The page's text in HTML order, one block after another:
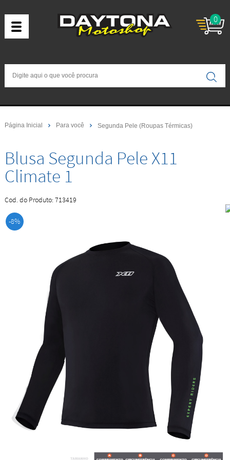
0
Página Inicial Para você Segunda Pele (Roupas Térmicas)
Blusa Segunda Pele X11
Climate 1
Cod. do Produto: 713419
-8%